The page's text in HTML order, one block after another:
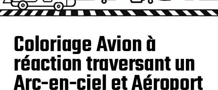
Coloriage Avion à
réaction traversant un